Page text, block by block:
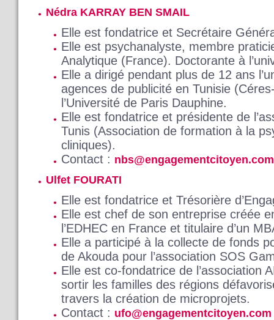
Nédra KARRAY BEN SMAIL
Elle est fondatrice et Secrétaire
Elle est psychanalyste, membre
Analytique (France). Doctorante à
Elle a dirigé pendant plus de 12 ans
agences de publicité en Tunisie
l’Université de Paris Dauphine.
Elle est fondatrice et présidente de
Tunis (Association de formation à la
cliniques).
Contact : nbs@engagementcitoyen.com
Ulfet FOURATI
Elle est fondatrice et Trésorière
Elle est chef de son entreprise créée
l’EDHEC en France et titulaire d’un
Elle a participé à la collecte de fonds
de Akouda pour l’association SOS
Elle est co-fondatrice de l’association
sortir les familles des régions
travers la création de microprojets.
Contact : ufo@engagementcitoyen.com